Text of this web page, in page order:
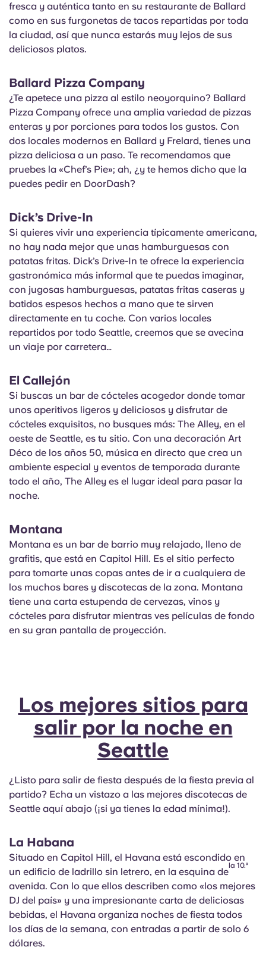
fresca y auténtica tanto en su restaurante de Ballard
como en sus furgonetas de tacos repartidas por toda
la ciudad, así que nunca estarás muy lejos de sus
deliciosos platos.
Ballard Pizza Company
¿Te apetece una pizza al estilo neoyorquino? Ballard
Pizza Company ofrece una amplia variedad de pizzas
enteras y por porciones para todos los gustos. Con
dos locales modernos en Ballard y Frelard, tienes una
pizza deliciosa a un paso. Te recomendamos que
pruebes la «Chef’s Pie»; ah, ¿y te hemos dicho que la
puedes pedir en DoorDash?
Dick’s Drive-In
Si quieres vivir una experiencia típicamente americana,
no hay nada mejor que unas hamburguesas con
patatas fritas. Dick’s Drive-In te ofrece la experiencia
gastronómica más informal que te puedas imaginar,
con jugosas hamburguesas, patatas fritas caseras y
batidos espesos hechos a mano que te sirven
directamente en tu coche. Con varios locales
repartidos por todo Seattle, creemos que se avecina
un viaje por carretera…
El Callejón
Si buscas un bar de cócteles acogedor donde tomar
unos aperitivos ligeros y deliciosos y disfrutar de
cócteles exquisitos, no busques más: The Alley, en el
oeste de Seattle, es tu sitio. Con una decoración Art
Déco de los años 50, música en directo que crea un
ambiente especial y eventos de temporada durante
todo el año, The Alley es el lugar ideal para pasar la
noche.
Montana
Montana es un bar de barrio muy relajado, lleno de
grafitis, que está en Capitol Hill. Es el sitio perfecto
para tomarte unas copas antes de ir a cualquiera de
los muchos bares y discotecas de la zona. Montana
tiene una carta estupenda de cervezas, vinos y
cócteles para disfrutar mientras ves películas de fondo
en su gran pantalla de proyección.
Los mejores sitios para
salir por la noche en
Seattle
¿Listo para salir de fiesta después de la fiesta previa al
partido? Echa un vistazo a las mejores discotecas de
Seattle aquí abajo (¡si ya tienes la edad mínima!).
La Habana
Situado en Capitol Hill, el Havana está escondido en
un edificio de ladrillo sin letrero, en la esquina de
la 10.ª
avenida. Con lo que ellos describen como «los mejores
DJ del país» y una impresionante carta de deliciosas
bebidas, el Havana organiza noches de fiesta todos
los días de la semana, con entradas a partir de solo 6
dólares.